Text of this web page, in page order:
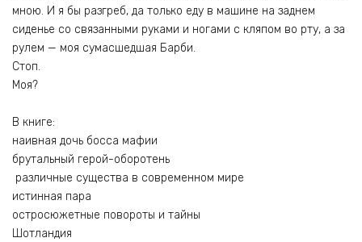
мною. И я бы разгреб, да только еду в машине на заднем
сиденье со связанными руками и ногами с кляпом во рту, а за
рулем — моя сумасшедшая Барби.
Стоп.
Моя?
В книге:
наивная дочь босса мафии
брутальный герой-оборотень
различные существа в современном мире
истинная пара
остросюжетные повороты и тайны
Шотландия